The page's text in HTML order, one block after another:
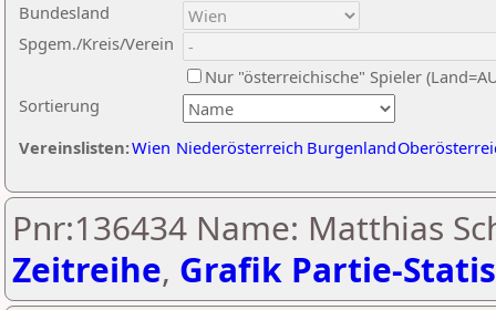
Sortierung
Bundesland
Spgem./Kreis/Verein
Nur "österreichische" Spieler
Vereinslisten:Wien Niederösterreich Burgenland
Pnr:136434 Name: Matthias
Zeitreihe, Grafik Partie-